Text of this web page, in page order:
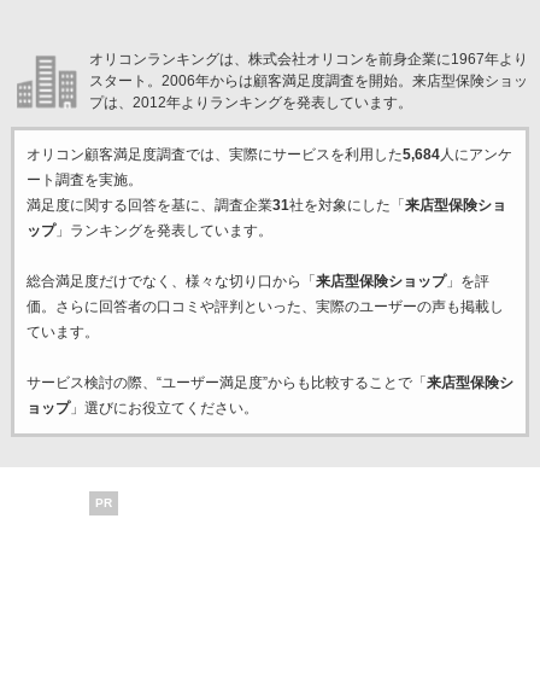
オリコンランキングは、株式会社オリコンを前身企業に1967年より
スタート。2006年からは顧客満足度調査を開始。来店型保険ショッ
プは、2012年よりランキングを発表しています。
オリコン顧客満足度調査では、実際にサービスを利用した5,684人にアンケ
ート調査を実施。
満足度に関する回答を基に、調査企業31社を対象にした「 来店型保険ショ
ップ」ランキングを発表しています。
総合満足度だけでなく、様々な切り口から「 来店型保険ショップ」を評
価。さらに回答者の口コミや評判といった、実際のユーザーの声も掲載し
ています。
サービス検討の際、“ユーザー満足度”からも比較することで「 来店型保険シ
ョップ」選びにお役立てください。
PR